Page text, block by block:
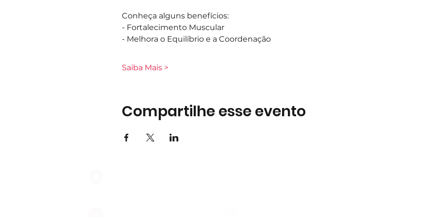
Conheça alguns benefícios:
- Fortalecimento Muscular
- Melhora o Equilíbrio e a Coordenação
Saiba Mais >
Compartilhe esse evento